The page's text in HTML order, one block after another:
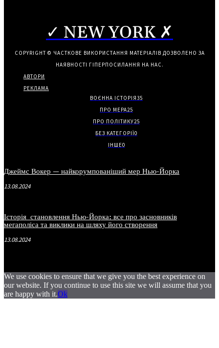
✓ NEW YORK ✗
COPYRIGHT © ЧАСТКОВЕ ВИКОРИСТАННЯ МАТЕРІАЛІВ ДОЗВОЛЕНО ЗА
НАЯВНОСТІ ГІПЕРПОСИЛАННЯ НА НАС.
АВТОРИ
РЕКЛАМА
ВОЄННА ІСТОРІЯ35
ПРО МЕРА25
ПРО ПОЛІТИКУ25
БЕЗ КАТЕГОРІЇ0
ІНШЕ0
Джеймс Вокер — найкорумпованіший мер Нью-Йорка
13.08.2024
Історія становлення Нью-Йорка: все про засновників
мегаполіса та виклики на шляху його створення
13.08.2024
We use cookies to ensure that we give you the best experience on
our website. If you continue to use this site we will assume that you
are happy with it.Ok